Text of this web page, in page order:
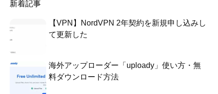
新着記事
【VPN】NordVPN 2年契約を新規申し込みし
て更新した
海外アップローダー「uploady」使い方・無
料ダウンロード方法